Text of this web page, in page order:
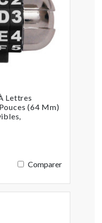
Lettres
(64 Mm)
Comparer